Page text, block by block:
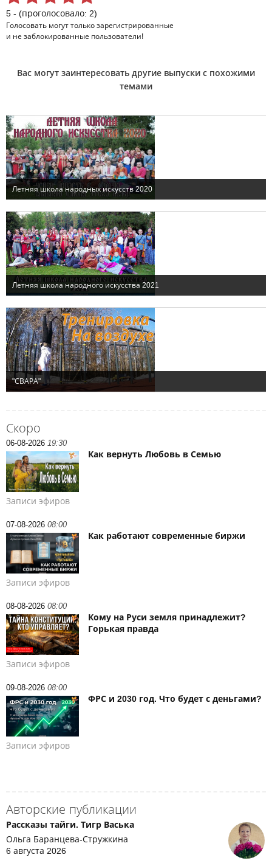
Скоро
06-08-2026 19:30
Как вернуть Любовь в Семью
Записи эфиров
07-08-2026 08:00
Как работают современные биржи
Записи эфиров
08-08-2026 08:00
Кому на Руси земля принадлежит?
Горькая правда
Записи эфиров
09-08-2026 08:00
ФРС и 2030 год. Что будет с деньгами?
Записи эфиров
5 - (проголосовало: 2)
Голосовать могут только зарегистрированные
и не заблокированные пользователи!
Вас могут заинтересовать другие выпуски с похожими
темами
Авторские публикации
Рассказы тайги. Тигр Васька
Ольга Баранцева-Стружкина
6 августа 2026